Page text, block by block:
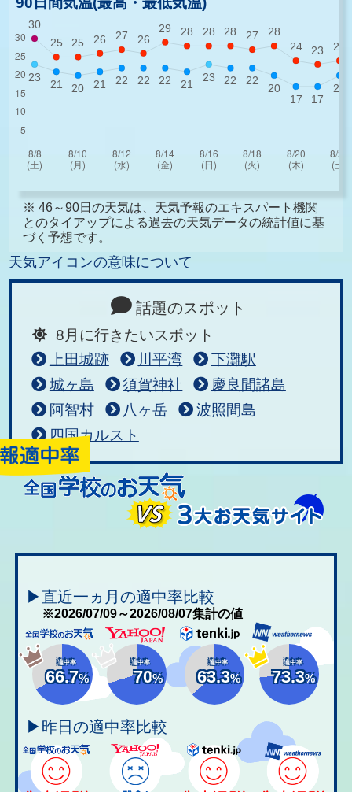
※ 46～90日の天気は、天気予報のエキスパート機関
とのタイアップによる過去の天気データの統計値に基
づく予想です。
天気アイコンの意味について
話題のスポット
8月に行きたいスポット
上田城跡
川平湾
下灘駅
城ヶ島
須賀神社
慶良間諸島
阿智村
八ヶ岳
波照間島
四国カルスト
▶直近一ヵ月の適中率比較
※2026/07/09～2026/08/07集計の値
適中率
66.7%
適中率
70%
適中率
63.3%
適中率
73.3%
▶昨日の適中率比較